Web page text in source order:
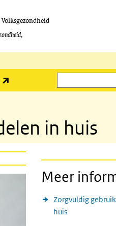
Zoeken
in huis
Meer
Zorgvuldig
huis